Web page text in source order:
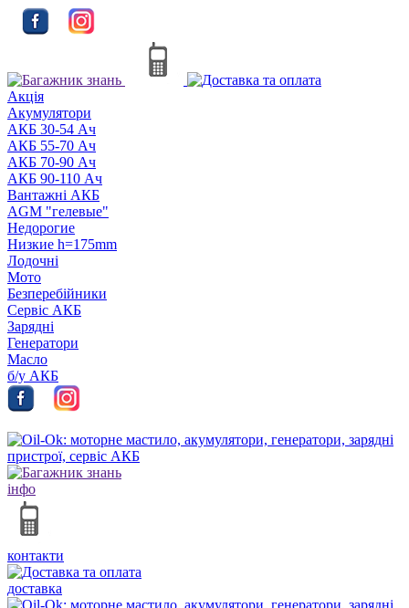
Акцiя
Акумулятори
АКБ 30-54 Ач
АКБ 55-70 Ач
АКБ 70-90 Ач
АКБ 90-110 Ач
Вантажні АКБ
AGM "гелевые"
Недорогие
Низкие h=175mm
Лодочні
Мото
Безперебійники
Сервiс АКБ
Зарядні
Генератори
Масло
б/у АКБ
інфо
контакти
доставка